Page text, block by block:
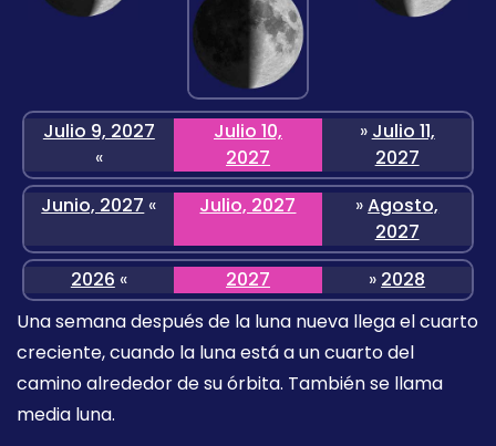
Julio 9, 2027
«
Julio 10,
2027
» Julio 11,
2027
Junio, 2027 « Julio, 2027 »Agosto,
2027
2026 « 2027 » 2028
Una semana después de la luna nueva llega el cuarto
creciente, cuando la luna está a un cuarto del
camino alrededor de su órbita. También se llama
media luna.